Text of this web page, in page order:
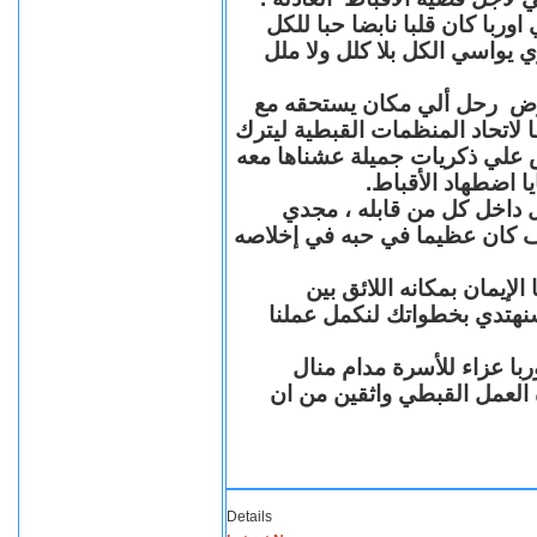
كان قلبا نابضا حبا للكل
يواسي الكل بلا كلل ولا ملل
رحل ألي مكان يستحقه مع
المنظمات القبطية ليترك
علي ذكريات جميلة عشناها معه
اضطهاد الأقباط.
داخل كل من قابله ، مجدي
عظيما في حبه في إخلاصه
بمكانه اللائق بين
بخطواتك لنكمل عملنا
عزاء للأسرة مدام منال
العمل القبطي واثقين من ان
Details